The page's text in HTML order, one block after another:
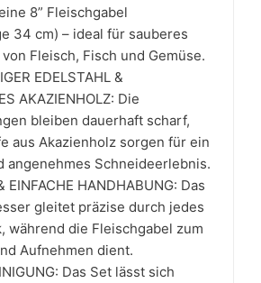
8” Fleischgabel
34 cm) – ideal für sauberes
Fleisch, Fisch und Gemüse.
EDELSTAHL &
AKAZIENHOLZ: Die
bleiben dauerhaft scharf,
aus Akazienholz sorgen für ein
angenehmes Schneideerlebnis.
EINFACHE HANDHABUNG: Das
gleitet präzise durch jedes
während die Fleischgabel zum
Aufnehmen dient.
Das Set lässt sich